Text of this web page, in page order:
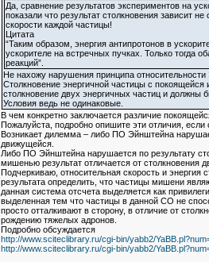
Да, сравнение результатов экспериментов на
показали что результат столкновения зависит
скорости каждой частицы!
Цитата
“Таким образом, энергия антипротонов в
ускорителе на встречных пучках. Только тогда
реакций”.
Не нахожу нарушения принципа
Столкновение энергичной частицы с покоящейся
столкновение двух энергичных частиц и должны
Условия ведь не одинаковые.
В чем конкретно заключается различие
Пожалуйста, подробно опишите эти отличия, если
Возникает дилемма – либо ПО Эйнштейна
движущейся.
Либо ПО Эйнштейна нарушается по результату
мишенью результат отличается от столкновения
Подчеркиваю, относительная скорость и энергия
результата определить, что частицы мишени
данная система отсчета выделяется как
выделенная тем что частицы в данной СО не
просто отталкивают в сторону, в отличие от
рождению тяжелых адронов.
Подробно обсуждается
http://www.sciteclibrary.ru/cgi-bin/yabb2/
http://www.sciteclibrary.ru/cgi-bin/yabb2/